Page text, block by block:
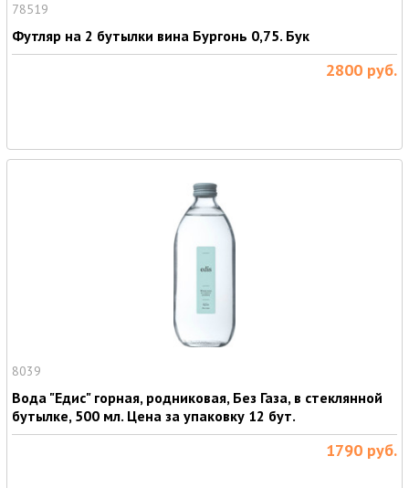
78519
Футляр на 2 бутылки вина Бургонь 0,75. Бук
2800 руб.
8039
Вода "Едис" горная, родниковая, Без Газа, в стеклянной
бутылке, 500 мл. Цена за упаковку 12 бут.
1790 руб.